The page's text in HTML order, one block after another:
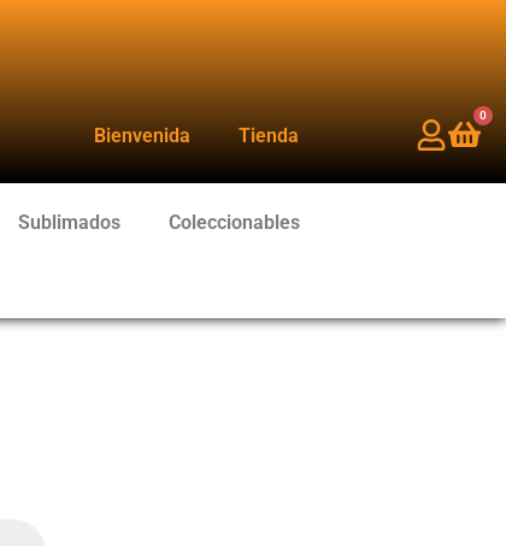
Bienvenida Tienda
0
Sublimados Coleccionables